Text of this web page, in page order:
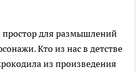
для размышлений
Кто из нас в детстве
из произведения